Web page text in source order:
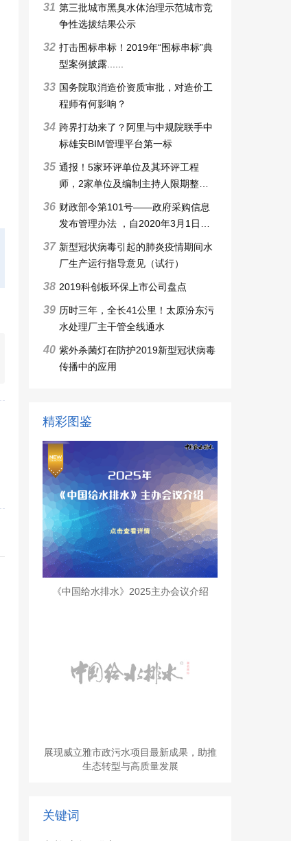
31 第三批城市黑臭水体治理示范城市竞
争性选拔结果公示
32 打击围标串标！2019年“围标串标”典
型案例披露......
33 国务院取消造价资质审批，对造价工
程师有何影响？
34 跨界打劫来了？阿里与中规院联手中
标雄安BIM管理平台第一标
35 通报！5家环评单位及其环评工程
师，2家单位及编制主持人限期整改6
个月，3家审批申请被暂停，技术整
改6个月
36 财政部令第101号——政府采购信息
发布管理办法 ，自2020年3月1日起
施行
37 新型冠状病毒引起的肺炎疫情期间水
厂生产运行指导意见（试行）
38 2019科创板环保上市公司盘点
39 历时三年，全长41公里！太原汾东污
水处理厂主干管全线通水
40 紫外杀菌灯在防护2019新型冠状病毒
传播中的应用
精彩图鉴
《中国给水排水》2025主办会议介绍
展现威立雅市政污水项目最新成果，助推
生态转型与高质量发展
关键词